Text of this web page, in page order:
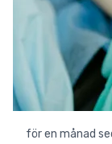
för en månad